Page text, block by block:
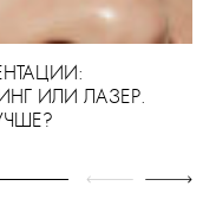
ИЛИ ЛАЗЕР.